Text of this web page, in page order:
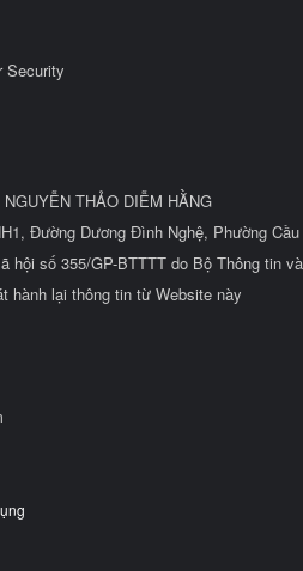
Security
THẢO DIỄM HẰNG
Đường Dương Đình Nghệ, Phường
hội số 355/GP-BTTTT do Bộ Thông tin
hành lại thông tin từ Website này